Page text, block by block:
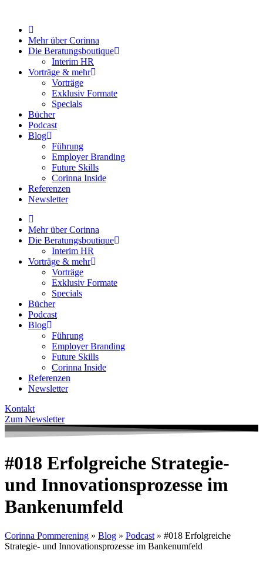
springen
Mehr über Corinna
Die Beratungsboutique
Interim HR
Vorträge & mehr
Vorträge
Exklusiv Formate
Specials
Bücher
Podcast
Blog
Führung
Employer Branding
Future Skills
Corinna Inside
Referenzen
Newsletter
Mehr über Corinna
Die Beratungsboutique
Interim HR
Vorträge & mehr
Vorträge
Exklusiv Formate
Specials
Bücher
Podcast
Blog
Führung
Employer Branding
Future Skills
Corinna Inside
Referenzen
Newsletter
Kontakt
Zum Newsletter
#018 Erfolgreiche Strategie-
und Innovationsprozesse im
Bankenumfeld
Corinna Pommerening » Blog » Podcast » #018 Erfolgreiche
Strategie- und Innovationsprozesse im Bankenumfeld